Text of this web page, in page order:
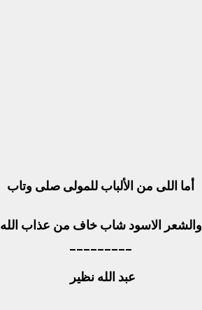
أما اللى من الألباب للمولى صلى وتاب
والشعر الاسود شاب خاف من عذاب الله
عبد الله نظير